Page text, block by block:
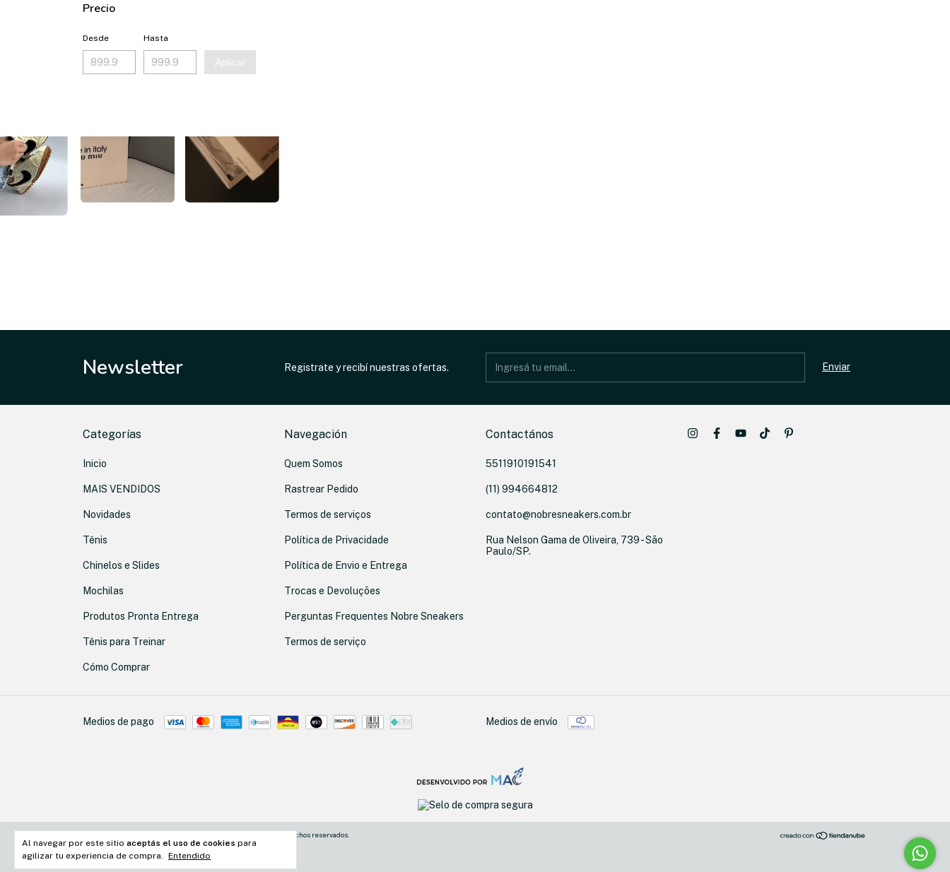
Al navegar por este sitio aceptás el uso de cookies para
agilizar tu experiencia de compra. Entendido
Precio
Desde Hasta
Aplicar
Newsletter Registrate y recibí nuestras ofertas.
Categorías
Inicio
MAIS VENDIDOS
Novidades
Tênis
Chinelos e Slides
Mochilas
Produtos Pronta Entrega
Tênis para Treinar
Cómo Comprar
Navegación
Quem Somos
Rastrear Pedido
Termos de serviços
Política de Privacidade
Política de Envio e Entrega
Trocas e Devoluções
Perguntas Frequentes Nobre Sneakers
Termos de serviço
Contactános
5511910191541
(11) 994664812
contato@nobresneakers.com.br
Rua Nelson Gama de Oliveira, 739 - São
Paulo/SP.
Medios de pago Medios de envío
Copyright Nobre Sneakers - 54878717000160 - 2026. Todos los derechos reservados.